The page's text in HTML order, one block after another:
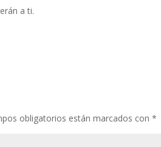
a ti.
obligatorios están marcados con *